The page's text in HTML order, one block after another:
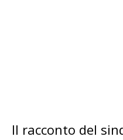
Il racconto del